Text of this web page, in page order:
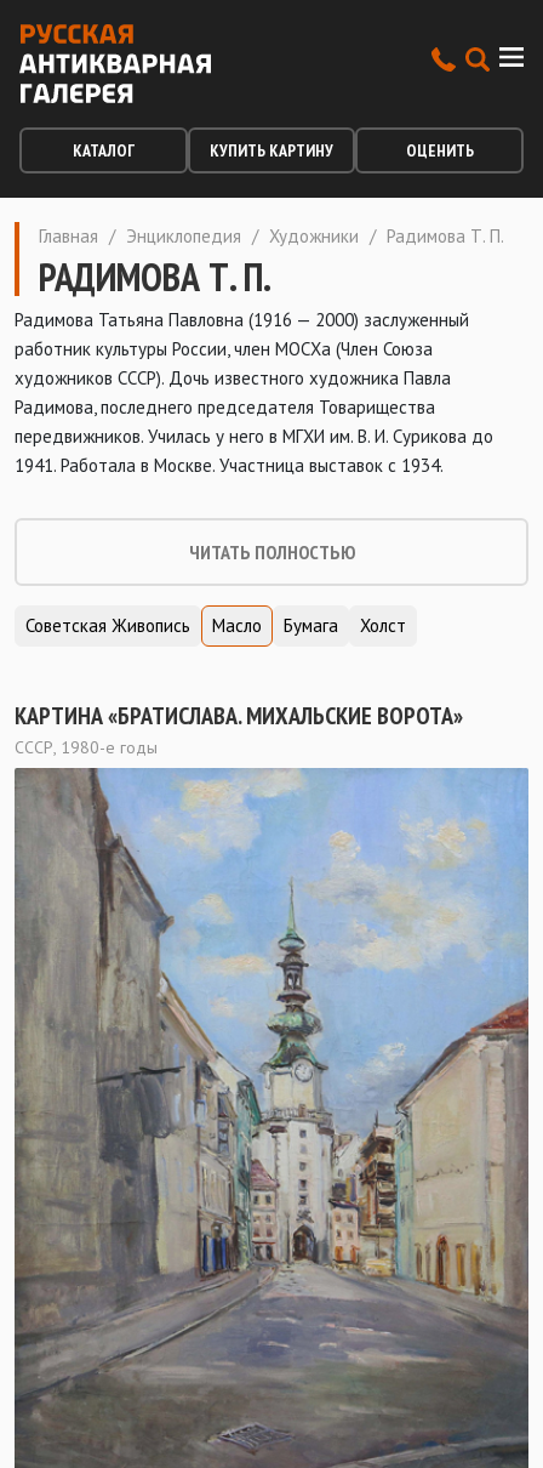
КАТАЛОГ КУПИТЬ КАРТИНУ ОЦЕНИТЬ
Главная / Энциклопедия / Художники / Радимова Т. П.
РАДИМОВА Т. П.
Радимова Татьяна Павловна (1916 — 2000) заслуженный
работник культуры России, член МОСХа (Член Союза
художников СССР). Дочь известного художника Павла
Радимова, последнего председателя Товарищества
передвижников. Училась у него в МГХИ им. В. И. Сурикова до
1941. Работала в Москве. Участница выставок с 1934.
ЧИТАТЬ ПОЛНОСТЬЮ
Советская Живопись Масло Бумага Холст
КАРТИНА «БРАТИСЛАВА. МИХАЛЬСКИЕ ВОРОТА»
СССР, 1980-е годы